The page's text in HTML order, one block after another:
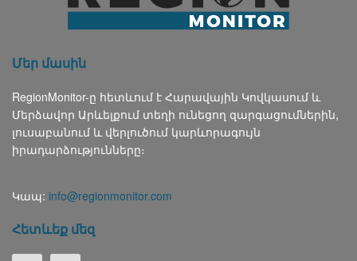
Մեր մասին
RegionMonitor-ը հետևում է Հարավային Կովկասում և
Մերձավոր Արևելքում տեղի ունեցող զարգացումներին,
լուսաբանում և վերլուծում կարևորագույն
իրադարձությունները։
Կապ: info@regionmonitor.com
Հետևեք մեզ